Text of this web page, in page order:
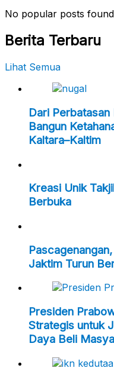
No popular posts found
Berita Terbaru
Lihat Semua
Dari Perbatasan
Bangun
Kaltara–Kaltim
Kreasi Unik
Berbuka
Jaktim Turun
Presiden
Strategis untuk
Daya Beli